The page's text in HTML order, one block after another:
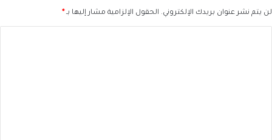
لن يتم نشر عنوان بريدك الإلكتروني. الحقول الإلزامية مشار إليها بـ*